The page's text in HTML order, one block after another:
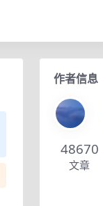
作者信息
48670
文章